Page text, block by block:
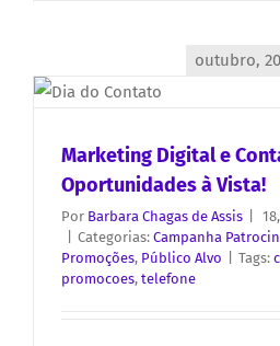
outubro,
Marketing Digital e
Oportunidades à Vista!
Por Barbara Chagas de Assis
Categorias: Campanha
Promoções, Público Alvo Tags:
promocoes, telefone